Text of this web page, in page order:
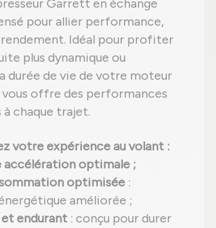
Garrett en échange
pour allier performance,
Idéal pour profiter
plus dynamique ou
durée de vie de votre moteur
offre des performances
chaque trajet.
votre expérience au volant :
accélération optimale ;
optimisée :
améliorée ;
endurant : conçu pour durer